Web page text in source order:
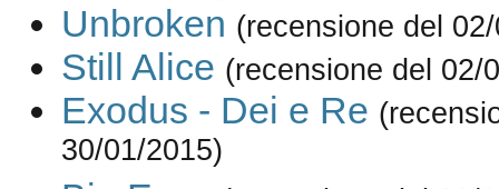
Unbroken (recensione del
Still Alice (recensione del 02/
Exodus - Dei e Re
30/01/2015)